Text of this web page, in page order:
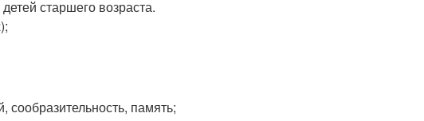
старшего возраста.
сообразительность, память;